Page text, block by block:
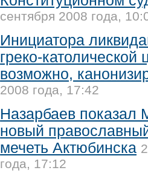
сентября 2008 года,
Инициатора
греко-католической
возможно,
2008 года, 17:42
Назарбаев показал
новый
мечеть Актюбинска
года, 17:12